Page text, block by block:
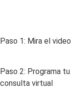
Paso 1: Mira el video
Paso 2: Programa tu
consulta virtual